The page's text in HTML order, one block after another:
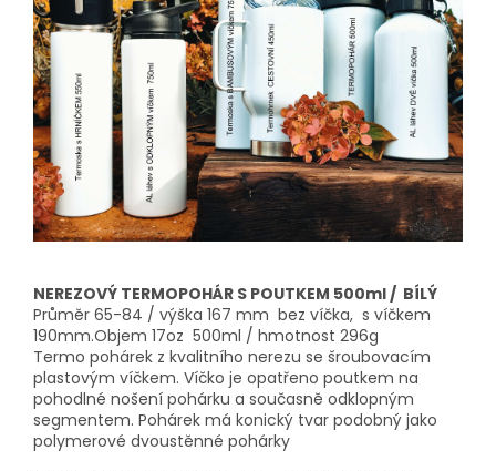
NEREZOVÝ TERMOPOHÁR S POUTKEM 500ml / BÍLÝ
Průměr 65-84 / výška 167 mm bez víčka, s víčkem
190mm.Objem 17oz 500ml / hmotnost 296g
Termo pohárek z kvalitního nerezu se šroubovacím
plastovým víčkem. Víčko je opatřeno poutkem na
pohodlné nošení pohárku a současně odklopným
segmentem. Pohárek má konický tvar podobný jako
polymerové dvoustěnné pohárky